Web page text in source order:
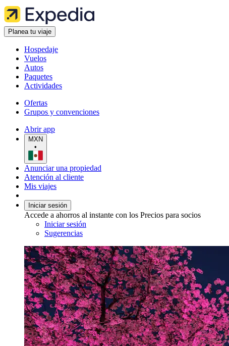
Planea tu viaje
Hospedaje
Vuelos
Autos
Paquetes
Actividades
Ofertas
Grupos y convenciones
Abrir app
MXN
•
Anunciar una propiedad
Atención al cliente
Mis viajes
Iniciar sesión
Accede a ahorros al instante con los Precios para socios
Iniciar sesión
Sugerencias